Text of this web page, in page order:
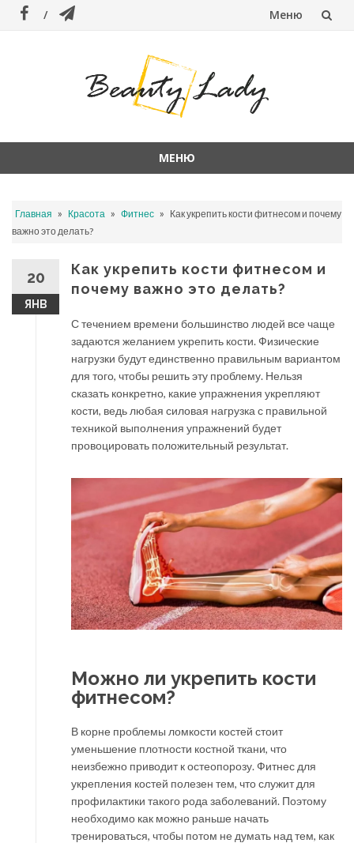
Меню
МЕНЮ
содержанию
Главная » Красота » Фитнес » Как укрепить кости фитнесом и почему
важно это делать?
20
ЯНВ
Как укрепить кости фитнесом и
почему важно это делать?
С течением времени большинство людей все чаще
задаются желанием укрепить кости. Физические
нагрузки будут единственно правильным вариантом
для того, чтобы решить эту проблему. Нельзя
сказать конкретно, какие упражнения укрепляют
кости, ведь любая силовая нагрузка с правильной
техникой выполнения упражнений будет
провоцировать положительный результат.
Можно ли укрепить кости
фитнесом?
В корне проблемы ломкости костей стоит
уменьшение плотности костной ткани, что
неизбежно приводит к остеопорозу. Фитнес для
укрепления костей полезен тем, что служит для
профилактики такого рода заболеваний. Поэтому
необходимо как можно раньше начать
тренироваться, чтобы потом не думать над тем, как